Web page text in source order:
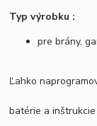
Typ výrobku :
pre brány,
Ľahko
batérie a